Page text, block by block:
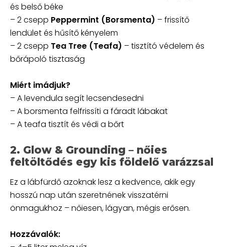
és belső béke
– 2 csepp Peppermint (Borsmenta) – frissítő
lendület és hűsítő kényelem
– 2 csepp Tea Tree (Teafa) – tisztító védelem és
bőrápoló tisztaság
Miért imádjuk?
– A levendula segít lecsendesedni
– A borsmenta felfrissíti a fáradt lábakat
– A teafa tisztít és védi a bőrt
2. Glow & Grounding – nőies
feltöltődés egy kis földelő varázzsal
Ez a lábfürdő azoknak lesz a kedvence, akik egy
hosszú nap után szeretnének visszatérni
önmagukhoz – nőiesen, lágyan, mégis erősen.
Hozzávalók: